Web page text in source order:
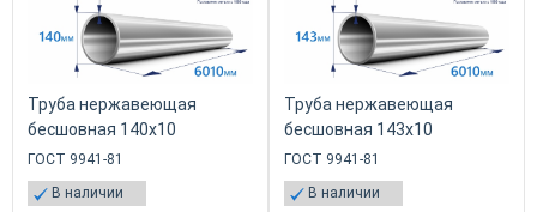
Труба нержавеющая
бесшовная 140х10
ГОСТ 9941-81
В наличии
Труба нержавеющая
бесшовная 143х10
ГОСТ 9941-81
В наличии